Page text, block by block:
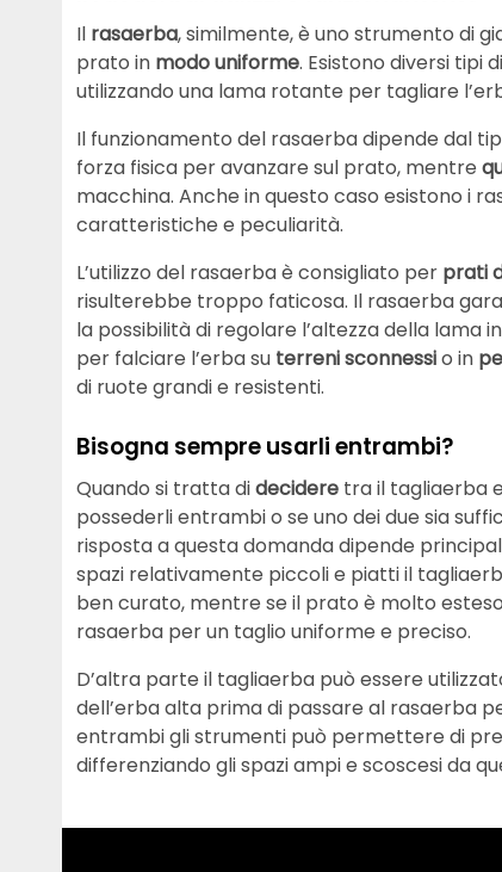
Il rasaerba, similmente, è uno strumento di
prato in modo uniforme. Esistono diversi tipi
utilizzando una lama rotante per tagliare
Il funzionamento del rasaerba dipende dal
forza fisica per avanzare sul prato, mentre
macchina. Anche in questo caso esistono i
caratteristiche e peculiarità.
L’utilizzo del rasaerba è consigliato per prati
risulterebbe troppo faticosa. Il rasaerba
la possibilità di regolare l’altezza della lama
per falciare l’erba su terreni sconnessio in
di ruote grandi e resistenti.
Bisogna sempre usarli entrambi?
Quando si tratta didecidere tra il tagliaerba
possederli entrambi o se uno dei due sia
risposta a questa domanda dipende
spazi relativamente piccoli e piatti il
ben curato, mentre se il prato è molto
rasaerba per un taglio uniforme e preciso.
D’altra parte il tagliaerba può essere
dell’erba alta prima di passare al rasaerba
entrambi gli strumenti può permettere di
differenziando gli spazi ampi e scoscesi da